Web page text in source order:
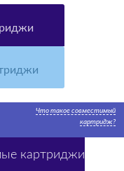
Что такое совместимый
картридж?
картриджи